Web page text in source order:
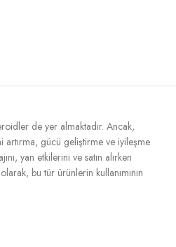
de yer almaktadır. Ancak,
artırma, gücü geliştirme ve iyileşme
yan etkilerini ve satın alırken
olarak, bu tür ürünlerin kullanımının